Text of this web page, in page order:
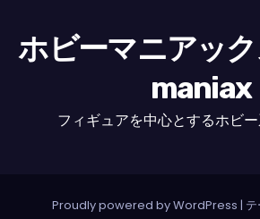
ホビーマニアッ
maniax
フィギュアを中心とするホビ
Proudly powered by WordPress |